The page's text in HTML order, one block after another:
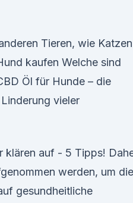
Tieren, wie Katzen
kaufen Welche sind
Öl für Hunde – die
vieler
klären auf - 5 Tipps!
werden, um die
gesundheitliche